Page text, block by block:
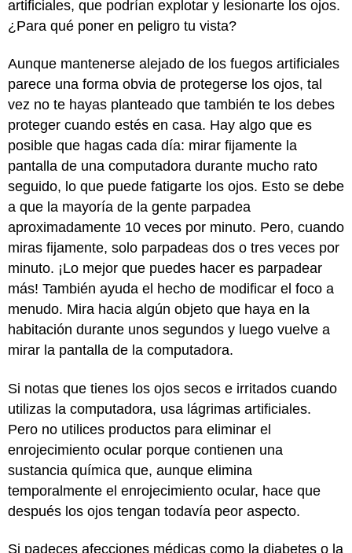
artificiales, que podrían explotar y lesionarte los ojos.
¿Para qué poner en peligro tu vista?
Aunque mantenerse alejado de los fuegos artificiales
parece una forma obvia de protegerse los ojos, tal
vez no te hayas planteado que también te los debes
proteger cuando estés en casa. Hay algo que es
posible que hagas cada día: mirar fijamente la
pantalla de una computadora durante mucho rato
seguido, lo que puede fatigarte los ojos. Esto se debe
a que la mayoría de la gente parpadea
aproximadamente 10 veces por minuto. Pero, cuando
miras fijamente, solo parpadeas dos o tres veces por
minuto. ¡Lo mejor que puedes hacer es parpadear
más! También ayuda el hecho de modificar el foco a
menudo. Mira hacia algún objeto que haya en la
habitación durante unos segundos y luego vuelve a
mirar la pantalla de la computadora.
Si notas que tienes los ojos secos e irritados cuando
utilizas la computadora, usa lágrimas artificiales.
Pero no utilices productos para eliminar el
enrojecimiento ocular porque contienen una
sustancia química que, aunque elimina
temporalmente el enrojecimiento ocular, hace que
después los ojos tengan todavía peor aspecto.
Si padeces afecciones médicas como la diabetes o la